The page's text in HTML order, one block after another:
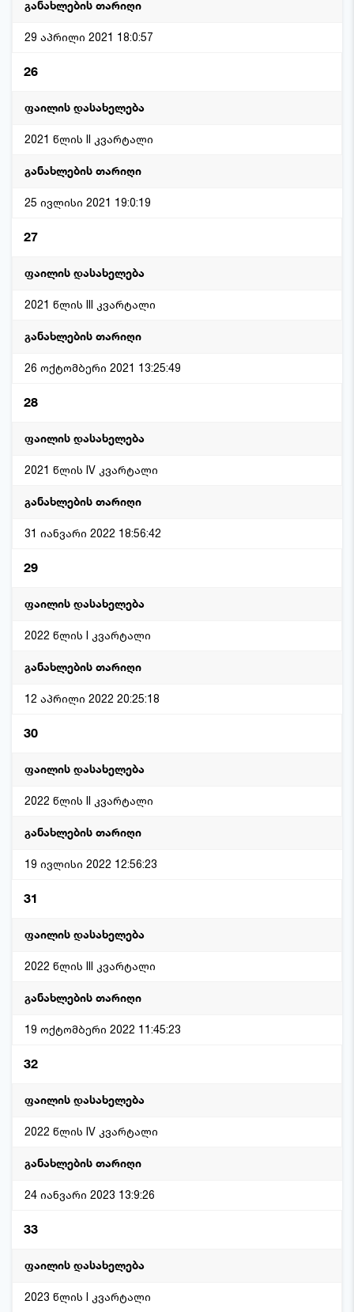
29 აპრილი 2021 18:0:57
26
2021 წლის II კვარტალი
25 ივლისი 2021 19:0:19
27
2021 წლის III კვარტალი
26 ოქტომბერი 2021 13:25:49
28
2021 წლის IV კვარტალი
31 იანვარი 2022 18:56:42
29
2022 წლის I კვარტალი
12 აპრილი 2022 20:25:18
30
2022 წლის II კვარტალი
19 ივლისი 2022 12:56:23
31
2022 წლის III კვარტალი
19 ოქტომბერი 2022 11:45:23
32
2022 წლის IV კვარტალი
24 იანვარი 2023 13:9:26
33
2023 წლის I კვარტალი